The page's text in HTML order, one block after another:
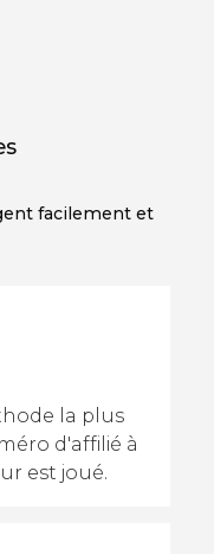
facilement et
la plus
d'affilié à
est joué.